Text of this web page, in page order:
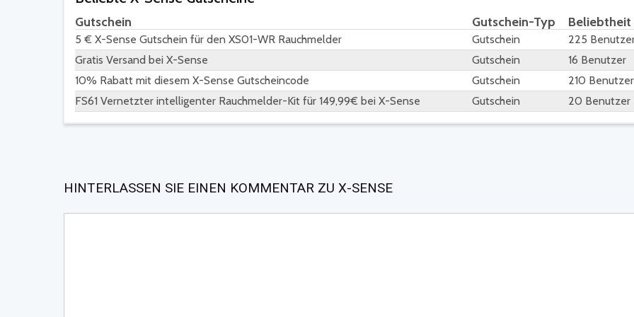
Gutschein Gutschein-Typ Beliebtheit
5 € X-Sense Gutschein für den XS01-WR Rauchmelder Gutschein
225
Gratis Versand bei X-Sense
Gutschein
16 Benutzer
10% Rabatt mit diesem X-Sense Gutscheincode
Gutschein
210 Benutzer
FS61 Vernetzter intelligenter Rauchmelder-Kit für 149,99€ bei X-Sense
Gutschein 20 Benutzer
HINTERLASSEN SIE EINEN KOMMENTAR ZU X-SENSE